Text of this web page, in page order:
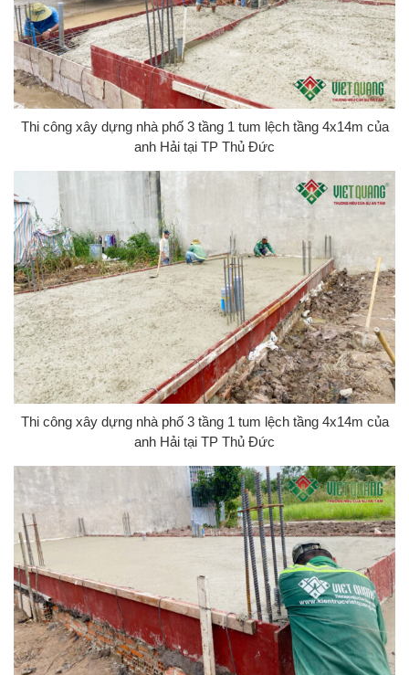
Thi công xây dựng nhà phố 3 tầng 1 tum lệch tầng 4x14m của
anh Hải tại TP Thủ Đức
Thi công xây dựng nhà phố 3 tầng 1 tum lệch tầng 4x14m của
anh Hải tại TP Thủ Đức